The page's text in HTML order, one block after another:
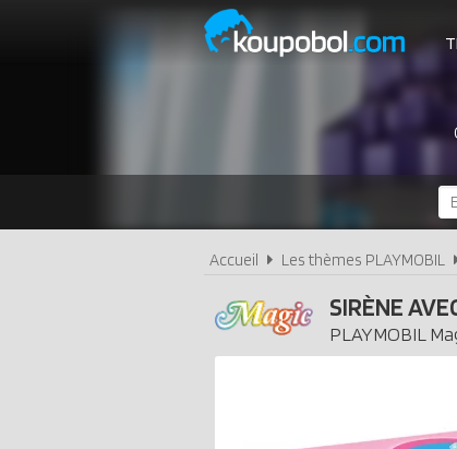
Accueil Les thèmes PLAYMOBIL
SIRÈNE
PLAYMOBIL